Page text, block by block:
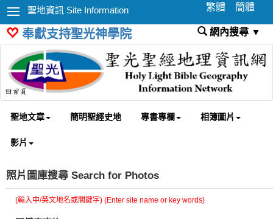
聖地資訊 Site Information 繁體 簡體
奉獻支持聖光神學院 網內搜尋 ▼
聖地文章 簡明聖經史地 專書專欄 相簿圖片
影片
照片圖庫搜尋 Search for Photos
(輸入中/英文地名或關鍵字) (Enter site name or key words)